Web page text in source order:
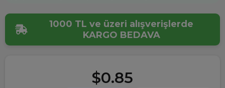
1000 TL ve üzeri alışverişlerde
KARGO BEDAVA
$0.85